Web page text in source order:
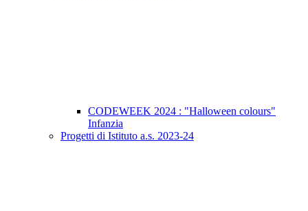
CODEWEEK 2024 : "Halloween colours"
Infanzia
Progetti di Istituto a.s. 2023-24